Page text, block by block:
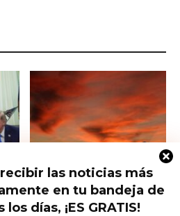
las noticias más
en tu bandeja de
días, ¡ES GRATIS!
Trump presiona al Senado para
aprobar el horario de verano
permanente...